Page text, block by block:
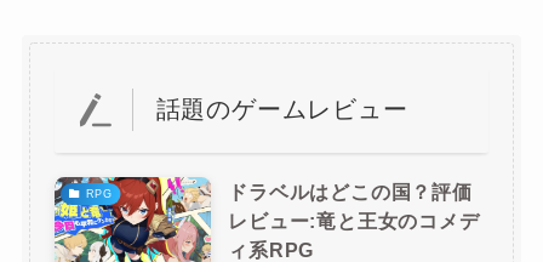
話題のゲームレビュー
RPG
ドラベルはどこの国？評価
レビュー:竜と王女のコメデ
ィ系RPG